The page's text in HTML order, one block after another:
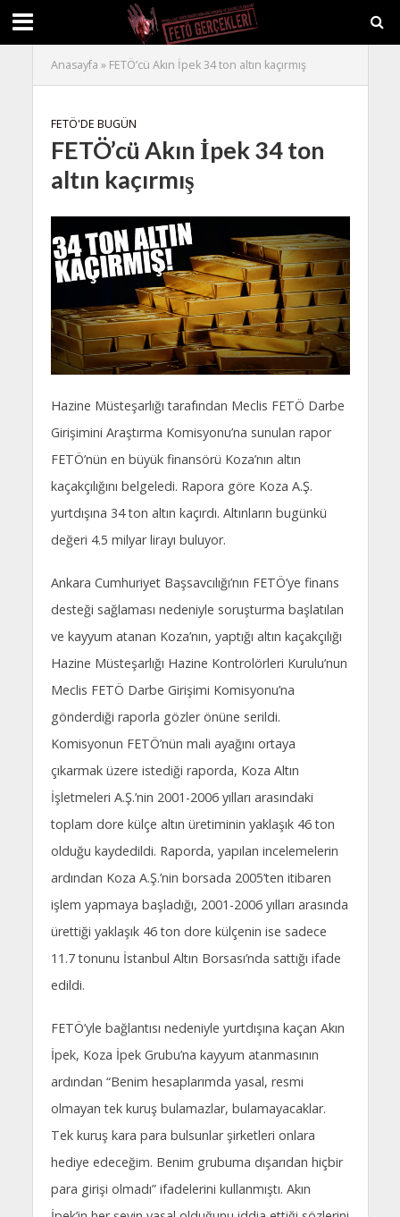
Anasayfa » FETÖ’cü Akın İpek 34 ton altın kaçırmış
FETÖ'DE BUGÜN
FETÖ’cü Akın İpek 34 ton
altın kaçırmış
Hazine Müsteşarlığı tarafından Meclis FETÖ Darbe
Girişimini Araştırma Komisyonu’na sunulan rapor
FETÖ’nün en büyük finansörü Koza’nın altın
kaçakçılığını belgeledi. Rapora göre Koza A.Ş.
yurtdışına 34 ton altın kaçırdı. Altınların bugünkü
değeri 4.5 milyar lirayı buluyor.
Ankara Cumhuriyet Başsavcılığı’nın FETÖ’ye finans
desteği sağlaması nedeniyle soruşturma başlatılan
ve kayyum atanan Koza’nın, yaptığı altın kaçakçılığı
Hazine Müsteşarlığı Hazine Kontrolörleri Kurulu’nun
Meclis FETÖ Darbe Girişimi Komisyonu’na
gönderdiği raporla gözler önüne serildi.
Komisyonun FETÖ’nün mali ayağını ortaya
çıkarmak üzere istediği raporda, Koza Altın
İşletmeleri A.Ş.’nin 2001-2006 yılları arasındaki
toplam dore külçe altın üretiminin yaklaşık 46 ton
olduğu kaydedildi. Raporda, yapılan incelemelerin
ardından Koza A.Ş.’nin borsada 2005’ten itibaren
işlem yapmaya başladığı, 2001-2006 yılları arasında
ürettiği yaklaşık 46 ton dore külçenin ise sadece
11.7 tonunu İstanbul Altın Borsası’nda sattığı ifade
edildi.
FETÖ’yle bağlantısı nedeniyle yurtdışına kaçan Akın
İpek, Koza İpek Grubu’na kayyum atanmasının
ardından “Benim hesaplarımda yasal, resmi
olmayan tek kuruş bulamazlar, bulamayacaklar.
Tek kuruş kara para bulsunlar şirketleri onlara
hediye edeceğim. Benim grubuma dışarıdan hiçbir
para girişi olmadı” ifadelerini kullanmıştı. Akın